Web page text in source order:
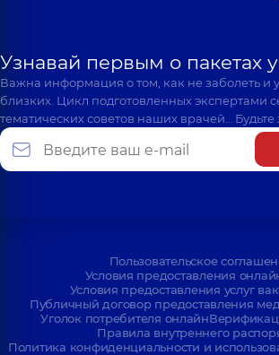
Узнавай первым о пакетах
Важна информация о том, как не заболеть и
близких. Цикл подготовленных экспертами
тематических советов наших врачей… Будьте
Пользовательское
Условия предоставления
Условия предоставления услуг
Публичный договор предоставления
Уголок потребителя онлайн
Правила внутреннего
Политика конфиденциальности и